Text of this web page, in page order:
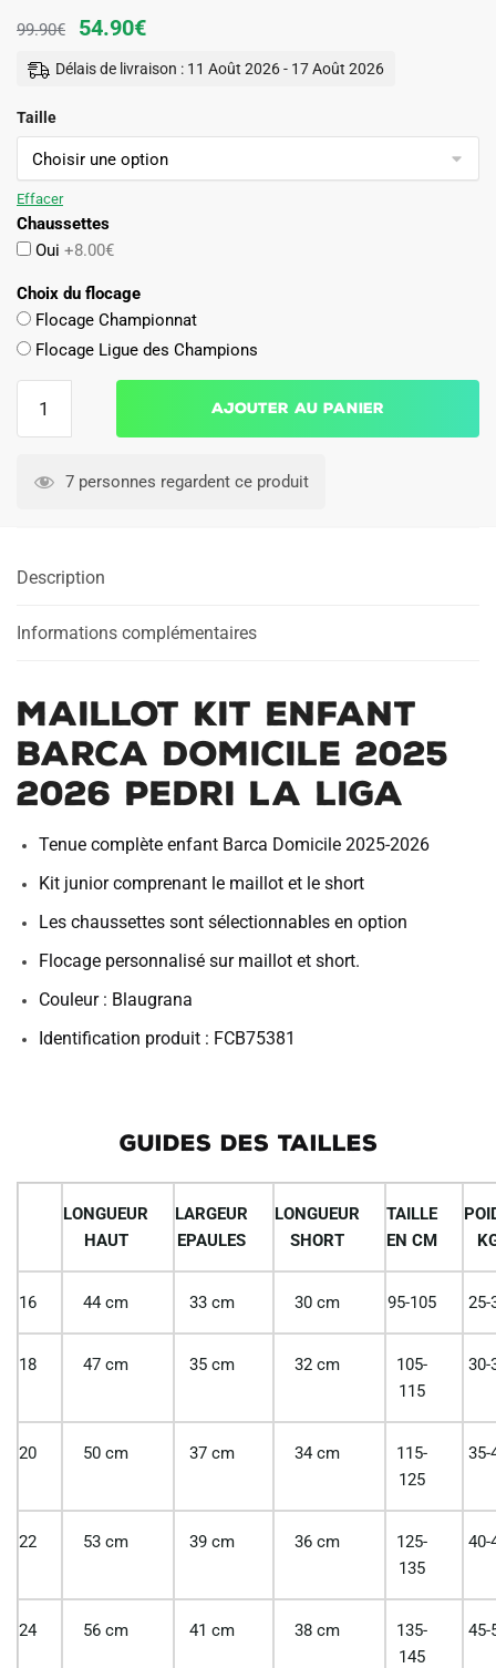
99.90€
Le
prix
99.90€.
54.90€Le
prix
54.90€.
Délais de livraison : 11 Août 2026 - 17 Août 2026
Taille
Effacer
Chaussettes
Oui +8.00€
Choix du flocage
Flocage Championnat
Flocage Ligue des Champions
2025
Pedri
Ajouter au panier
7 personnes regardent ce produit
Description
Informations complémentaires
Maillot Kit Enfant
Barca Domicile 2025
2026 Pedri La Liga
Tenue complète enfant Barca Domicile 2025-2026
Kit junior comprenant le maillot et le short
Les chaussettes sont sélectionnables en option
Flocage personnalisé sur maillot et short.
Couleur : Blaugrana
Identification produit : FCB75381
GUIDES DES TAILLES
LONGUEUR
HAUT
LARGEUR
EPAULES
LONGUEUR
SHORT
TAILLE
EN CM
16 44 cm 33 cm 30 cm 95-105 25-
18 47 cm 35 cm 32 cm
105-
115
30-
20 50 cm 37 cm 34 cm
115-
125
35-
22 53 cm 39 cm 36 cm
125-
135
40-
24 56 cm 41 cm 38 cm
135-
145
45-